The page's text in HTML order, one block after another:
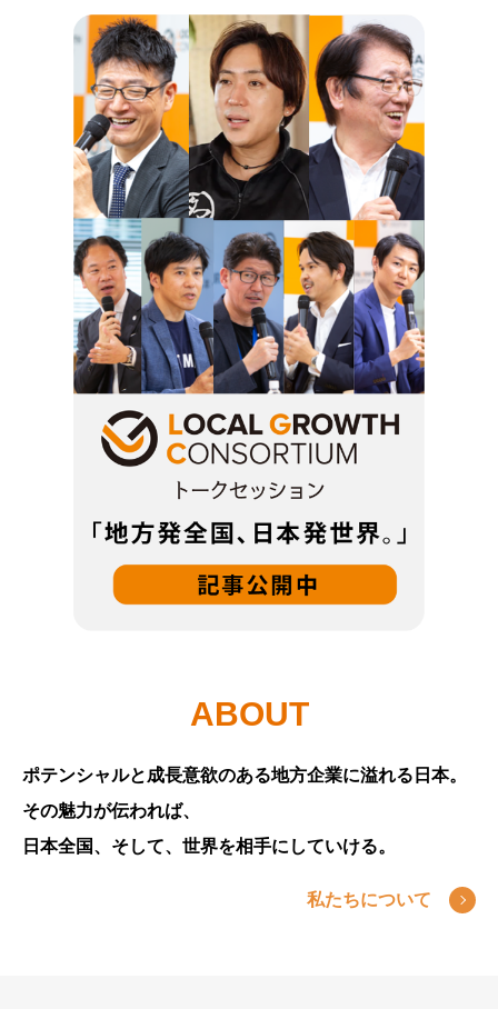
ABOUT
ポテンシャルと成長意欲のある地方企業に溢れる日本。
その魅力が伝われば、
日本全国、そして、世界を相手にしていける。
私たちについて